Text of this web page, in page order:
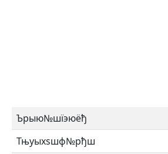
Ърыю№шїэюёђ
Тњуыхѕшф№рђш